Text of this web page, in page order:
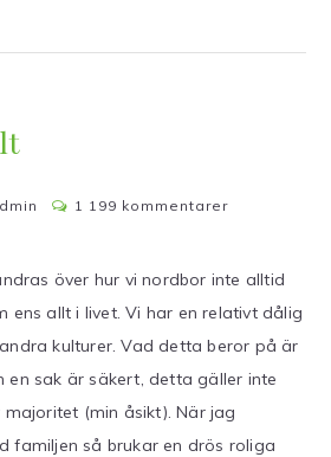
1 199 kommentarertill
allt
över hur vi nordbor inte alltid
ens allt i livet. Vi har en relativt dålig
kulturer. Vad detta beror på är
en sak är säkert, detta gäller inte
(min åsikt). När jag
familjen så brukar en drös roliga